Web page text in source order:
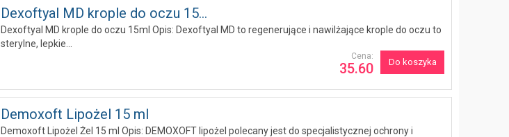
Dexoftyal MD krople do oczu 15...
Dexoftyal MD krople do oczu 15ml Opis: Dexoftyal MD to regenerujące i nawilżające krople do oczu to
sterylne, lepkie...
Do koszyka
Cena:
35.60
Demoxoft Lipożel 15 ml
Demoxoft Lipożel Żel 15 ml Opis: DEMOXOFT lipożel polecany jest do specjalistycznej ochrony i